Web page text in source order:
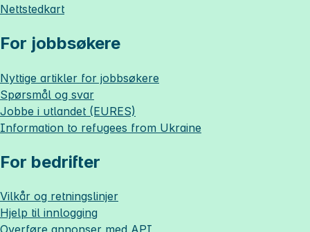
Nettstedkart
For jobbsøkere
Nyttige artikler for jobbsøkere
Spørsmål og svar
Jobbe i utlandet (EURES)
Information to refugees from Ukraine
For bedrifter
Vilkår og retningslinjer
Hjelp til innlogging